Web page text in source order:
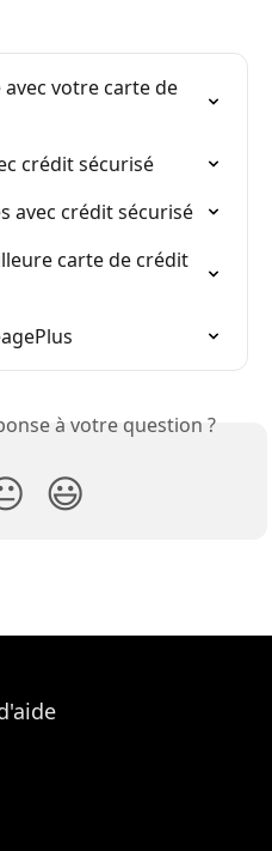
avec votre carte de
crédit sécurisé
avec crédit sécurisé
carte de crédit
à votre question ?
😃